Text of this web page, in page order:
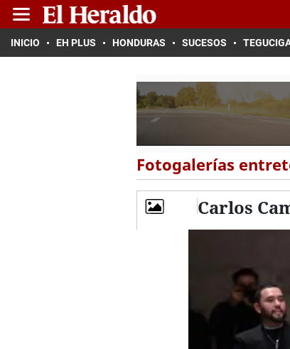
INICIO EH PLUS HONDURAS SUCESOS
Fotogalerías
Carlos